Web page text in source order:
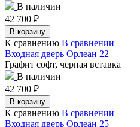
В наличии
42 700 ₽
В корзину
К сравнению В сравнении
Входная дверь Орлеан 22
Графит софт, черная вставка
В наличии
42 700 ₽
В корзину
К сравнению В сравнении
Входная дверь Орлеан 25